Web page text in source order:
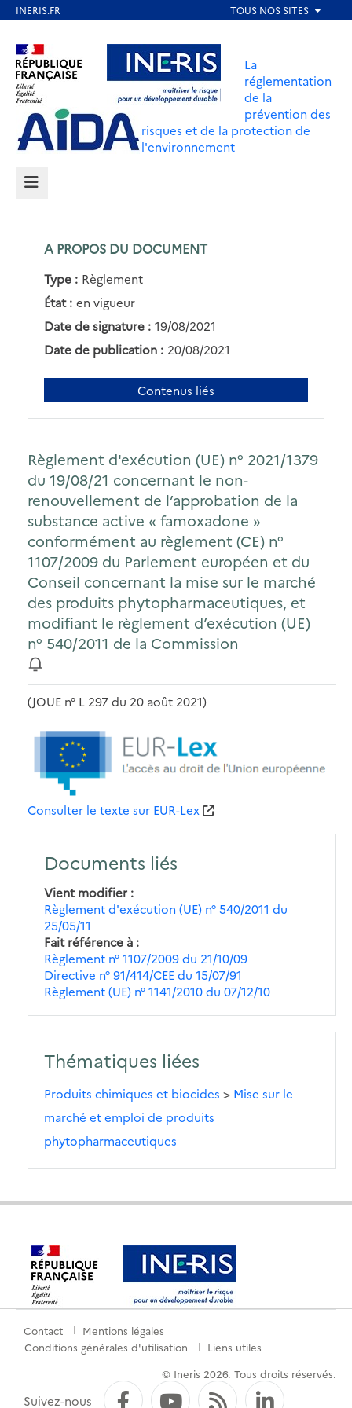
contenu
principal
Aller au contenu Aller au menu
Aller au pied de page
La
réglementation
de la
prévention des
risques et de la protection de
l'environnement
MENU
A PROPOS DU DOCUMENT
Type : Règlement
État : en vigueur
Date de signature : 19/08/2021
Date de publication : 20/08/2021
Contenus liés
Règlement d'exécution (UE) n° 2021/1379
du 19/08/21 concernant le non-
renouvellement de l’approbation de la
substance active « famoxadone »
conformément au règlement (CE) n°
1107/2009 du Parlement européen et du
Conseil concernant la mise sur le marché
des produits phytopharmaceutiques, et
modifiant le règlement d’exécution (UE)
n° 540/2011 de la Commission
(JOUE n° L 297 du 20 août 2021)
Consulter le texte sur EUR-Lex
Documents liés
Vient modifier
Règlement d'exécution (UE) n° 540/2011 du
25/05/11
Fait référence à
Règlement n° 1107/2009 du 21/10/09
Directive n° 91/414/CEE du 15/07/91
Règlement (UE) n° 1141/2010 du 07/12/10
Thématiques liées
Produits chimiques et biocides > Mise sur le
marché et emploi de produits
phytopharmaceutiques
Menu
pied
Contact
Mentions légales
Conditions générales d'utilisation
Liens utiles
© Ineris 2026. Tous droits réservés.
Suivez-nous FacebookYouTube
Flux RSS